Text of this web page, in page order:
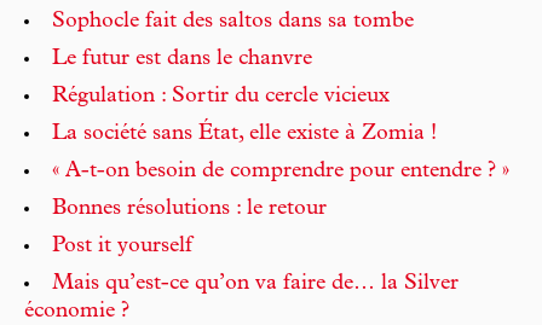
Sophocle fait des saltos dans sa tombe
Le futur est dans le chanvre
Régulation : Sortir du cercle vicieux
La société sans État, elle existe à Zomia !
« A-t-on besoin de comprendre pour entendre ? »
Bonnes résolutions : le retour
Post it yourself
Mais qu’est-ce qu’on va faire de… la Silver
économie ?